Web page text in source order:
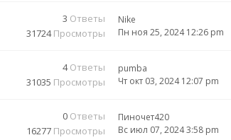
3 Ответы
31724Просмотры
Nike
Пн ноя 25, 2024 12:26 pm
4Ответы
31035 Просмотры
pumba
Чт окт 03, 2024 12:07 pm
0 Ответы
16277 Просмотры
Пиночет420
Вс июл 07, 2024 3:58 pm